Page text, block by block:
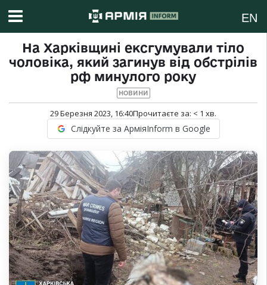
EN
На Харківщині ексгумували тіло
чоловіка, який загинув від обстрілів
рф минулого року
НОВИНИ
29 Березня 2023, 16:40Прочитаєте за: < 1 хв.
Слідкуйте за АрміяInform в Google